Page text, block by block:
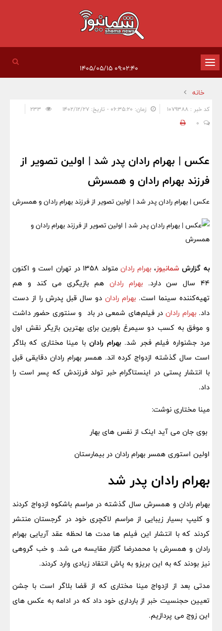
تغییر
وضعیت
ناوبری
خانه
کد خبر : 1079388 زمان: ۰۶:۳۵:۲۰ - تاریخ: ۱۴۰۲/۱۲/۲۷
0
عکس | بهرام رادان پدر شد | اولین تصویر از
فرزند بهرام رادان و همسرش
عکس | بهرام رادان پدر شد | اولین تصویر از فرزند بهرام رادان و همسرش
به گزارش شمانیوز، بهرام رادان
متولد 1358 در تهران است و اکنون
44 سال سن دارد.
بهرام رادان هم بازیگری می کند و هم
تهیه‌کننده سینما است. بهرام رادان دو سال قبل پدرش را از دست
داد. بهرام راداندر فیلم‌های شمعی در باد و سنتوری حضور داشت
و موفق به کسب دو سیمرغ بلورین برای بهترین بازیگر نقش اول
مرد جشنواره فیلم فجر شد.بهرام رادانبا مینا مختاری که بلاگر
است سال گذشته ازدواج کرده اند. همسر بهرام رادان دقایقی قبل
با انتشار پستی در اینستاگرام خبر تولد فرزندش که پسر است را
داد.
مینا مختاری نوشت:
بوی جان می آید اینک از نفس های بهار
اولین استوری همسر بهرام رادان در بیمارستان
بهرام رادان پدر شد
بهرام رادان و همسرش سال گذشته در مراسم باشکوه ازدواج کردند
و کلیپ بسیار زیبایی از مراسم لاکچری خود در گرجستان منتشر
کردند که با انتشار این فیلم ها مدت ها لحظه عقد آریایی بهرام
رادان و همسرش با محمدرضا گلزار مقایسه می شد. و خب گروهی
نیز بودند که به این بریزو به پاش انتقاد زیادی وارد کردند.
مدتی بعد از ازدواج مینا مختاری که از قضا بلاگر است با جشن
تعیین حجنسیت خبر از بارداری خود داد که در ادامه به عکس های
این زوج می پردازیم.